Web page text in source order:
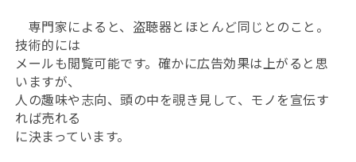
専門家によると、盗聴器とほとんど同じとのこと。
技術的には
メールも閲覧可能です。確かに広告効果は上がると思
いますが、
人の趣味や志向、頭の中を覗き見して、モノを宣伝す
れば売れる
に決まっています。